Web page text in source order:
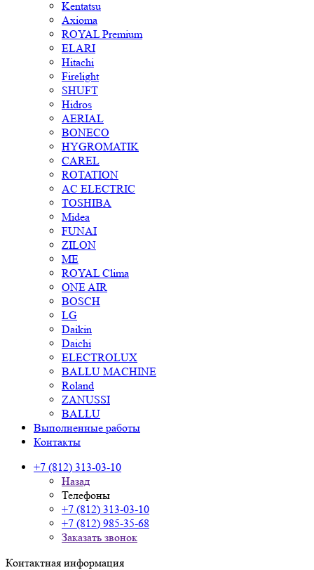
Kentatsu
Axioma
ROYAL Premium
ELARI
Hitachi
Firelight
SHUFT
Hidros
AERIAL
BONECO
HYGROMATIK
CAREL
ROTATION
AC ELECTRIC
TOSHIBA
Midea
FUNAI
ZILON
ME
ROYAL Clima
ONE AIR
BOSCH
LG
Daikin
Daichi
ELECTROLUX
BALLU MACHINE
Roland
ZANUSSI
BALLU
Выполненные работы
Контакты
+7 (812) 313-03-10
Назад
Телефоны
+7 (812) 313-03-10
+7 (812) 985-35-68
Заказать звонок
Контактная информация